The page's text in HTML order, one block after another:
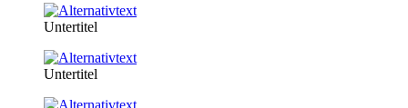
Untertitel
Untertitel